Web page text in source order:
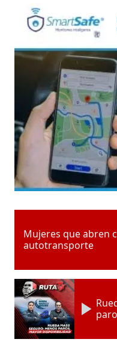
Mujeres que abren
autotransporte